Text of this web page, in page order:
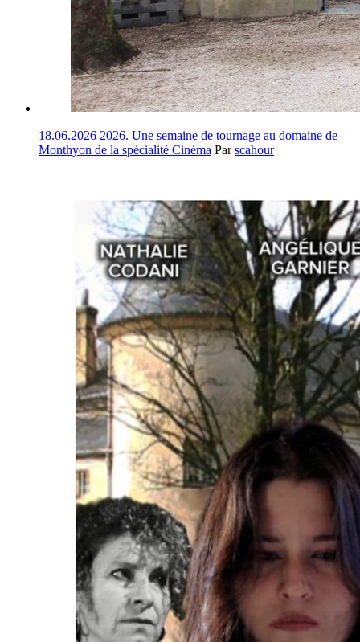
18.06.2026 2026. Une semaine de tournage au domaine de
Monthyon de la spécialité Cinéma Parscahour